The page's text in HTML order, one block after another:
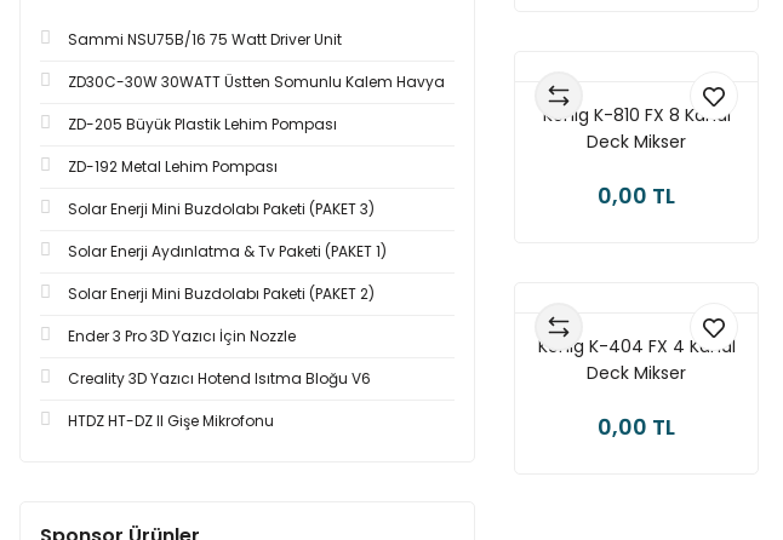
Sammi NSU75B/16 75 Watt Driver Unit
ZD30C-30W 30WATT Üstten Somunlu Kalem Havya
ZD-205 Büyük Plastik Lehim Pompası
ZD-192 Metal Lehim Pompası
Solar Enerji Mini Buzdolabı Paketi (PAKET 3)
Solar Enerji Aydınlatma & Tv Paketi (PAKET 1)
Solar Enerji Mini Buzdolabı Paketi (PAKET 2)
Ender 3 Pro 3D Yazıcı İçin Nozzle
Creality 3D Yazıcı Hotend Isıtma Bloğu V6
HTDZ HT-DZ II Gişe Mikrofonu
König K-810 FX 8 Kanal
Deck Mikser
0,00 TL
König K-404 FX 4 Kanal
Deck Mikser
0,00 TL